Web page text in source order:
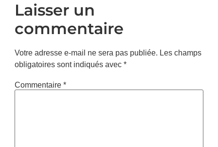
Laisser un
commentaire
Votre adresse e-mail ne sera pas publiée. Les champs
obligatoires sont indiqués avec*
Commentaire*